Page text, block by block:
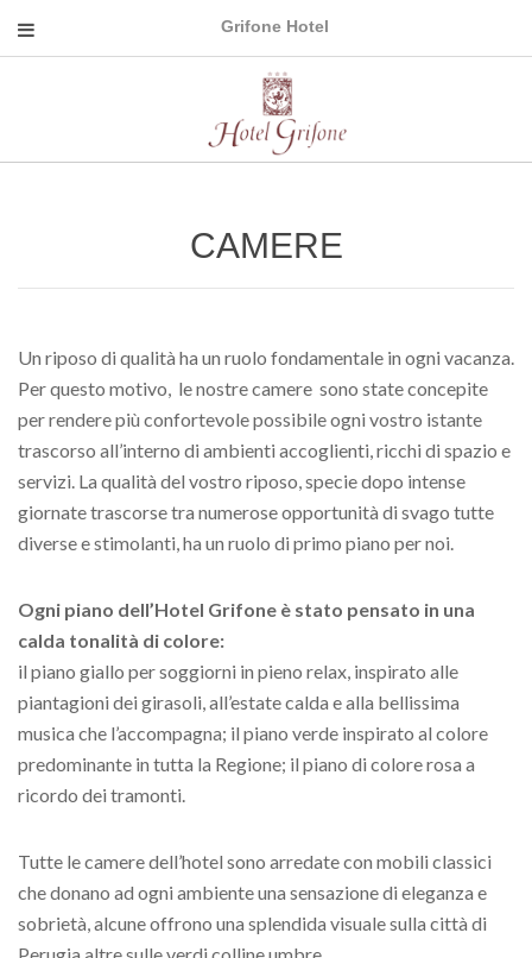
Grifone Hotel
CAMERE
Un riposo di qualità ha un ruolo fondamentale in ogni vacanza.
Per questo motivo, le nostre camere sono state concepite
per rendere più confortevole possibile ogni vostro istante
trascorso all’interno di ambienti accoglienti, ricchi di spazio e
servizi. La qualità del vostro riposo, specie dopo intense
giornate trascorse tra numerose opportunità di svago tutte
diverse e stimolanti, ha un ruolo di primo piano per noi.
Ogni piano dell’Hotel Grifone è stato pensato in una
calda tonalità di colore:
il piano giallo per soggiorni in pieno relax, inspirato alle
piantagioni dei girasoli, all’estate calda e alla bellissima
musica che l’accompagna; il piano verde inspirato al colore
predominante in tutta la Regione; il piano di colore rosa a
ricordo dei tramonti.
Tutte le camere dell’hotel sono arredate con mobili classici
che donano ad ogni ambiente una sensazione di eleganza e
sobrietà, alcune offrono una splendida visuale sulla città di